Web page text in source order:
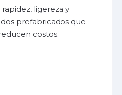
ligereza y
prefabricados que
costos.